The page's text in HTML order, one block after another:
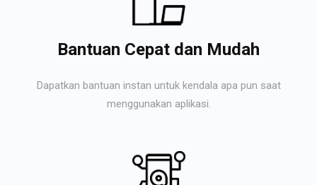
Bantuan Cepat dan Mudah
Dapatkan bantuan instan untuk kendala apa pun saat
menggunakan aplikasi.